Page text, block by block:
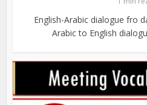
English-Arabic dialogue fro
Arabic to English